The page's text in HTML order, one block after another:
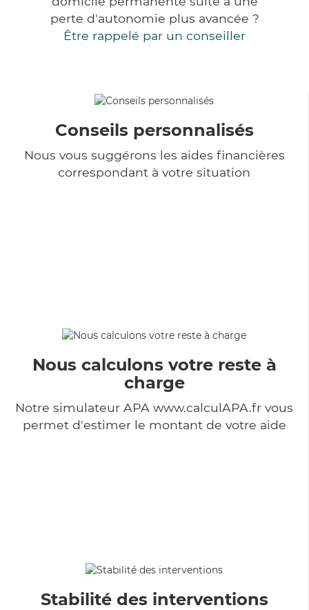
perte d'autonomie plus avancée ?
Être rappelé par un conseiller
Conseils personnalisés
Nous vous suggérons les aides financières
correspondant à votre situation
Nous calculons votre reste à
charge
Notre simulateur APA www.calculAPA.fr vous
permet d'estimer le montant de votre aide
Stabilité des interventions